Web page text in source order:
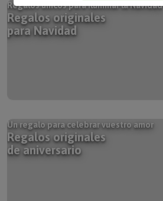
Regalos únicos para iluminar la Navidad
Regalos originales
para Navidad
Un regalo para celebrar vuestro amor
Regalos originales
de aniversario